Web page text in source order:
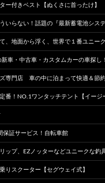
ー付きベスト【ぬくさに首ったけ】
いらない！話題の『最新蓄電池システ
、地面から浮く、世界で１番ユニー
車・中古車・カスタムカーの車探し！
専門店 車の中に泊まって快適＆節約
番！NO.1ワンタッチテント【イージ
保証サービス！自転車館
ップ、EZノッターなどユニークな釣
りスクーター【セグウェイ式】